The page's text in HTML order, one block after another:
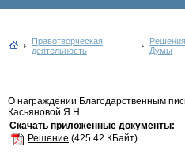
Правотворческая
деятельность
Думы
О награждении Благодарственным
Касьяновой Я.Н.
Скачать приложенные документы:
Решение (425.42 КБайт)